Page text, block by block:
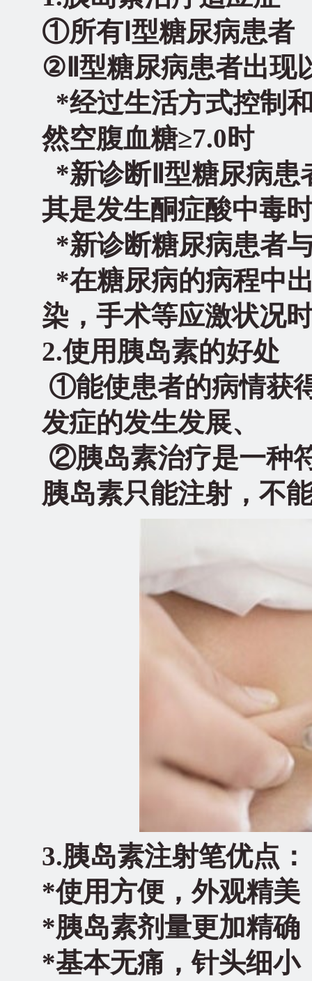
①所有Ⅰ型糖尿病患者
②Ⅱ型糖尿病患者出现
*经过生活方式控制
然空腹血糖≥7.0时
*新诊断Ⅱ型糖尿病
其是发生酮症酸中毒
*新诊断糖尿病患者
*在糖尿病的病程中
染，手术等应激状况
2.使用胰岛素的好处
①能使患者的病情获
发症的发生发展、
②胰岛素治疗是一种
胰岛素只能注射，不
3.胰岛素注射笔优点：
*使用方便，外观精美
*胰岛素剂量更加精
*基本无痛，针头细小